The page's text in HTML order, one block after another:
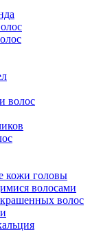
волос
кожи головы
волосами
волос